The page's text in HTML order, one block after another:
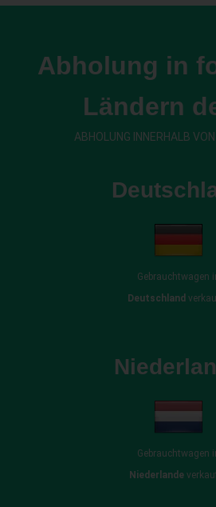
Abholung in
Ländern
ABHOLUNG INNERHALB
Gebrauchtwagen
Deutschland
Gebrauchtwagen
Niederlande